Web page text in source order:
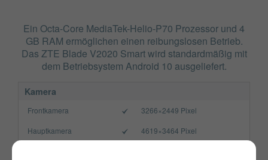
Ein Octa-Core MediaTek-Helio-P70 Prozessor und 4
GB RAM ermöglichen einen reibungslosen Betrieb.
Das ZTE Blade V2020 Smart wird standardmäßig mit
dem Betriebsystem Android 10 ausgeliefert.
Kamera
Frontkamera
3266×2449 Pixel
Hauptkamera
4619×3464 Pixel